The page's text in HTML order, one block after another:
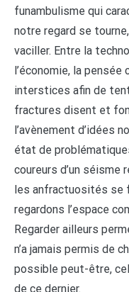
funambulisme qui
notre regard se
vaciller. Entre la
l’économie, la
interstices afin de
fractures disent et
l’avènement d’idées
état de
coureurs d’un séisme
les anfractuosités se
regardons l’espace
Regarder ailleurs
n’a jamais permis de
possible peut-être,
de ce dernier.